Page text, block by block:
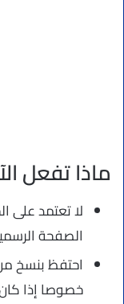
ماذا تفعل
لا تعتمد على
الصفحة
احتفظ بنسخ
خصوصا إذا كان